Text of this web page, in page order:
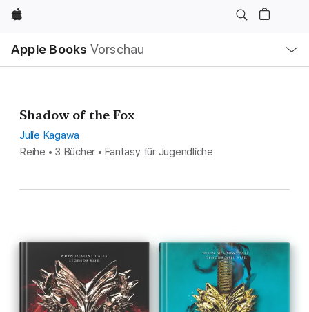
Apple
Apple Books Vorschau
Navigation
Menü
öffnen
Shadow of the Fox
Julie Kagawa
Reihe • 3 Bücher • Fantasy für Jugendliche